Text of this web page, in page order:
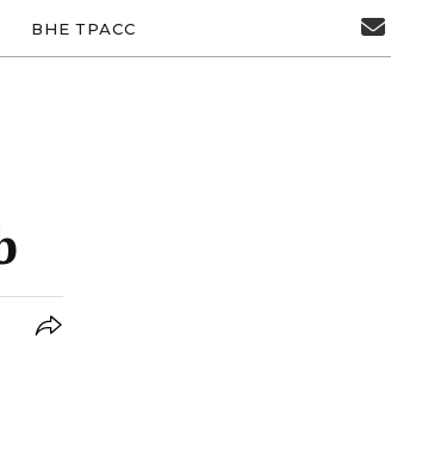
ВНЕ ТРАСС